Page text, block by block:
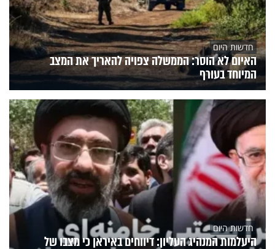
חדשות היום
האיום לא הוסר: הממשלה צפויה להאריך את המצב
המיוחד בעורף
חדשות היום
היעלמות המנהיג העליון: דיווחים באיראן כי מצבו של